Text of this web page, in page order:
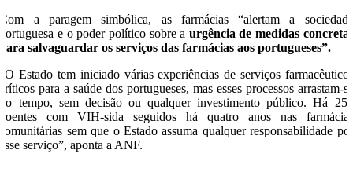
Com a paragem simbólica, as farmácias “alertam a sociedade
portuguesa e o poder político sobre a urgência de medidas concretas
para salvaguardar os serviços das farmácias aos portugueses”.
“O Estado tem iniciado várias experiências de serviços farmacêuticos
críticos para a saúde dos portugueses, mas esses processos arrastam-se
no tempo, sem decisão ou qualquer investimento público. Há 250
doentes com VIH-sida seguidos há quatro anos nas farmácias
comunitárias sem que o Estado assuma qualquer responsabilidade por
esse serviço”, aponta a ANF.